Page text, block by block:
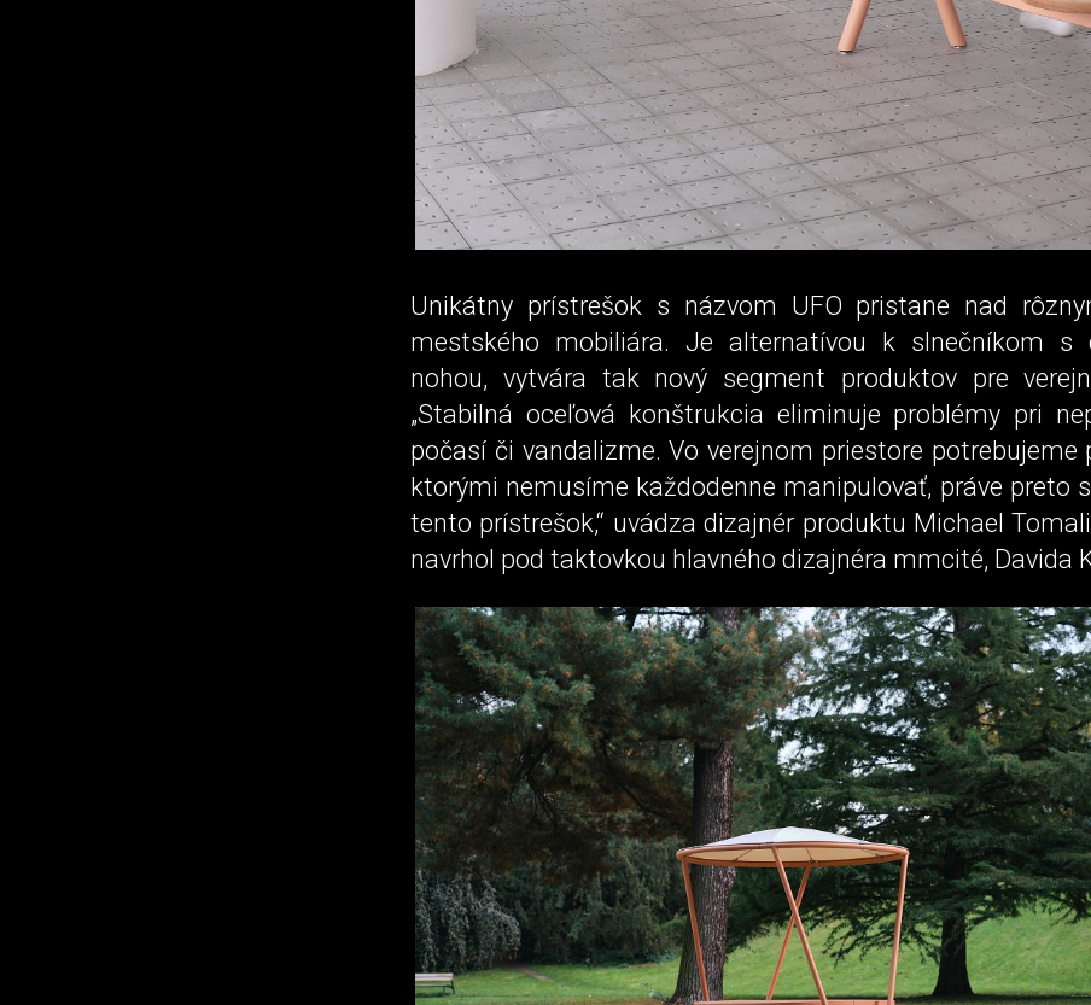
Unikátny prístrešok s názvom UFO pristane nad
mestského mobiliára. Je alternatívou k slnečníkom s
nohou, vytvára tak nový segment produktov pre
„Stabilná oceľová konštrukcia eliminuje problémy pri
počasí či vandalizme. Vo verejnom priestore potrebujeme
ktorými nemusíme každodenne manipulovať, práve preto
tento prístrešok,“ uvádza dizajnér produktu Michael
navrhol pod taktovkou hlavného dizajnéra mmcité, Davida